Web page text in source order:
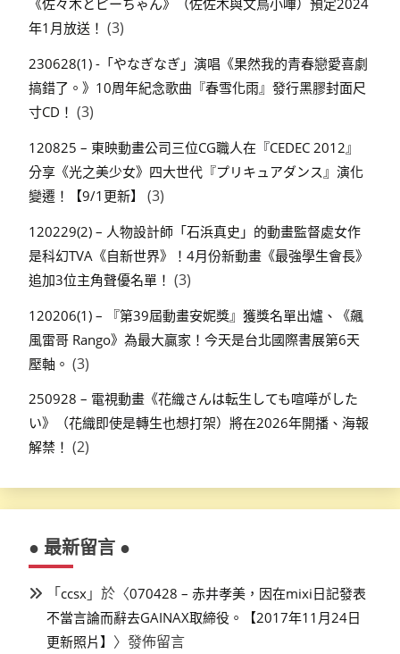
《佐々木とピーちゃん》（佐佐木與文鳥小嗶）預定2024
年1月放送！ (3)
230628(1) -「やなぎなぎ」演唱《果然我的青春戀愛喜劇
搞錯了。》10周年紀念歌曲『春雪化雨』發行黑膠封面尺
寸CD！ (3)
120825 – 東映動畫公司三位CG職人在『CEDEC 2012』
分享《光之美少女》四大世代『プリキュアダンス』演化
變遷！【9/1更新】
(3)
120229(2) – 人物設計師「石浜真史」的動畫監督處女作
是科幻TVA《自新世界》！4月份新動畫《最強學生會長》
追加3位主角聲優名單！ (3)
120206(1) – 『第39屆動畫安妮獎』獲獎名單出爐、《飆
風雷哥 Rango》為最大贏家！今天是台北國際書展第6天
壓軸。 (3)
250928 – 電視動畫《花織さんは転生しても喧嘩がした
い》（花織即使是轉生也想打架）將在2026年開播、海報
解禁！ (2)
● 最新留言 ●
「ccsx 」於〈070428 – 赤井孝美，因在mixi日記發表
不當言論而辭去GAINAX取締役。【2017年11月24日
更新照片】 〉發佈留言